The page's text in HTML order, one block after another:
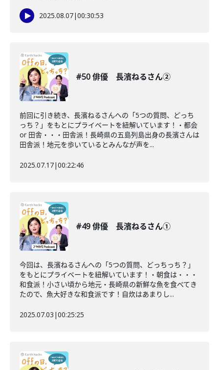
2025.08.07|00:30:53
#50 俳優 長濱ねるさん②
前回に引き続き、長濱ねるさんへの「5つの質問、どっち
っち？」をもとにプライベートを紐解いています！・都会
or 田舎・・・田舎派！長崎県の五島列島出身の長濱さんは
田舎派！地元を歩いているとみんなが声を...
2025.07.17|00:22:46
#49 俳優 長濱ねるさん①
今回は、長濱ねるさんへの「5つの質問、どっちっち？」
をもとにプライベートを紐解いています！・朝食は・・・
和食派！小さい頃から地元・長崎県の新鮮な魚を食べてき
たので、魚大好きな和食派です！自炊はあまりし...
2025.07.03 |00:25:25